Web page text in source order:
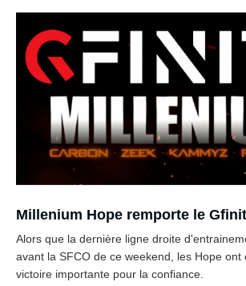
Millenium Hope remporte le
Alors que la dernière ligne droite
avant la SFCO de ce weekend, les Hope ont
victoire importante pour la confiance.